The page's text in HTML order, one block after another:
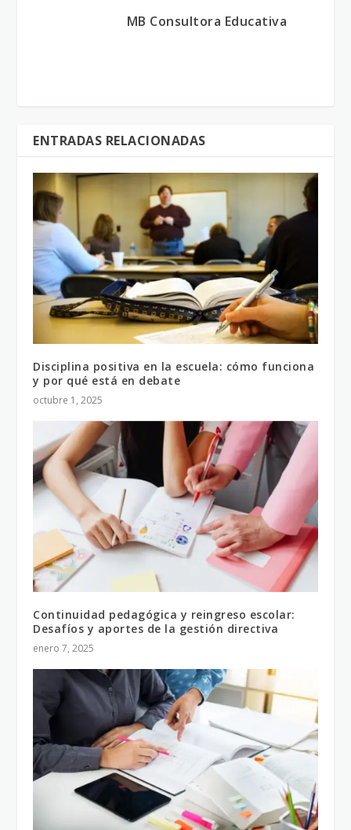
MB Consultora Educativa
ENTRADAS RELACIONADAS
Disciplina positiva en la escuela: cómo funciona
y por qué está en debate
octubre 1, 2025
Continuidad pedagógica y reingreso escolar:
Desafíos y aportes de la gestión directiva
enero 7, 2025